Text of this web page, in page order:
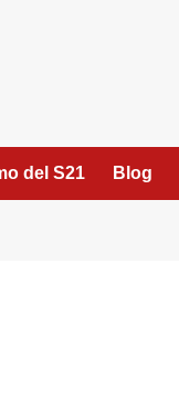
del S21 Blog